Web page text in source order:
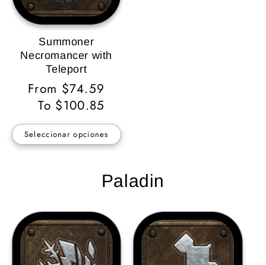
Summoner
Necromancer with
Teleport
Precio
habitual
From $74.59
To $100.85
Seleccionar opciones
Paladin